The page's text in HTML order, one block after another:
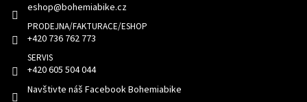
eshop@bohemiabike.cz
+420 736 762 773
+420 605 504 044
Navštivte náš Facebook Bohemiabike